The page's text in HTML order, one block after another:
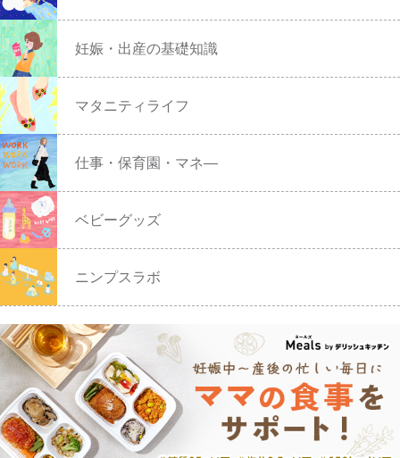
妊娠・出産の基礎知識
マタニティライフ
仕事・保育園・マネ―
ベビーグッズ
ニンプスラボ